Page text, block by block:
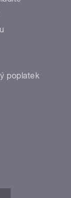
poplatek